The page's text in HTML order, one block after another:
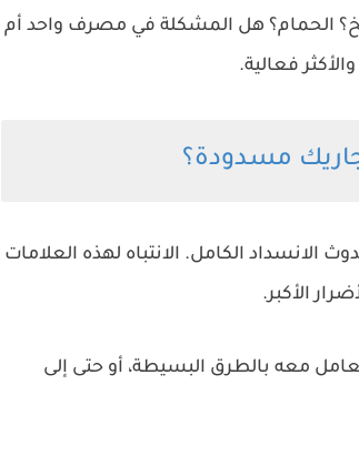
الحمام؟ هل المشكلة في مصرف واحد أم
فعالية.
الكامل. الانتباه لهذه العلامات
الأكبر.
معه بالطرق البسيطة، أو حتى إلى